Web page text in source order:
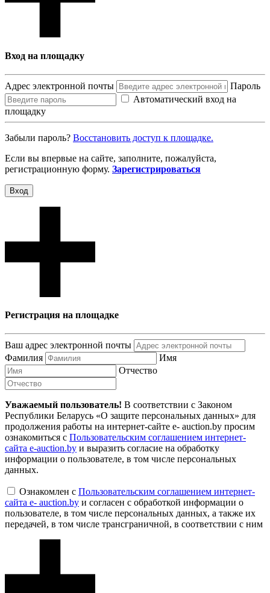
Вход на площадку
Адрес электронной почты
Пароль
Автоматический вход на
площадку
Забыли пароль? Восcтановить доступ к площадке.
Если вы впервые на сайте, заполните, пожалуйста,
регистрационную форму. Зарегистрироваться
Вход
Регистрация на площадке
Ваш адрес электронной почты
Фамилия
Имя
Отчество
Уважаемый пользователь! В соответствии с Законом
Республики Беларусь «О защите персональных данных» для
продолжения работы на интернет-сайте e- auction.by просим
ознакомиться с Пользовательским соглашением интернет-
сайта e-auction.by и выразить согласие на обработку
информации о пользователе, в том числе персональных
данных.
Ознакомлен с Пользовательским соглашением интернет-
сайта e- auction.by и согласен с обработкой информации о
пользователе, в том числе персональных данных, а также их
передачей, в том числе трансграничной, в соответствии с ним